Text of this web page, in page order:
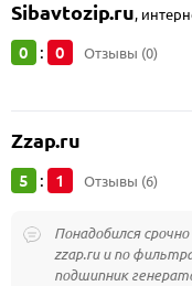
Sibavtozip.ru,
0 : 0 Отзывы (0)
Zzap.ru
5 : 1 Отзывы (6)
Понадобился
zzap.ru и по
подшипник